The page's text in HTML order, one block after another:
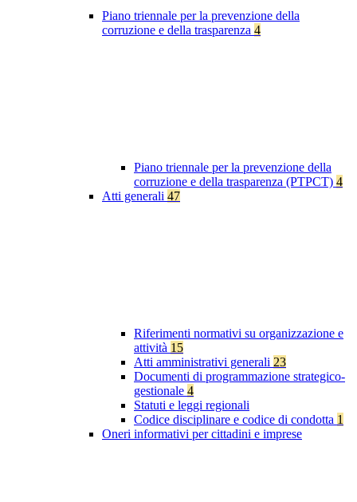
Piano triennale per la prevenzione della
corruzione e della trasparenza 4
Piano triennale per la prevenzione della
corruzione e della trasparenza (PTPCT) 4
Atti generali 47
Riferimenti normativi su organizzazione e
attività 15
Atti amministrativi generali 23
Documenti di programmazione strategico-
gestionale 4
Statuti e leggi regionali
Codice disciplinare e codice di condotta 1
Oneri informativi per cittadini e imprese